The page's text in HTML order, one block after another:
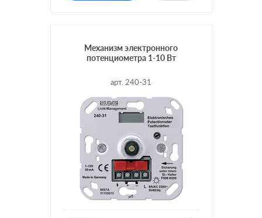
Механизм электронного
потенциометра 1-10 Вт
арт. 240-31